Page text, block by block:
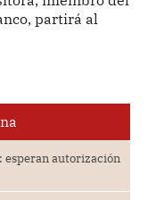
partirá al
esperan autorización